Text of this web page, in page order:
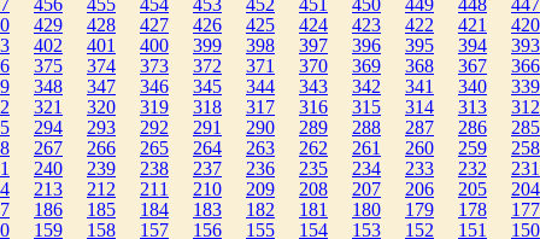
456 455 454 453 452 451 450 449 448 447
429 428 427 426 425 424 423 422 421 420
402 401 400 399 398 397 396 395 394 393
375 374 373 372 371 370 369 368 367 366
348 347 346 345 344 343 342 341 340 339
321 320 319 318 317 316 315 314 313 312
294 293 292 291 290 289 288 287 286 285
267 266 265 264 263 262 261 260 259 258
240 239 238 237 236 235 234 233 232 231
213 212 211 210 209 208 207 206 205 204
186 185 184 183 182 181 180 179 178 177
159 158 157 156 155 154 153 152 151 150